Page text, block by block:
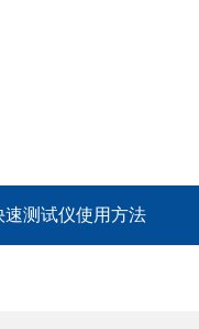
速测试仪使用方法